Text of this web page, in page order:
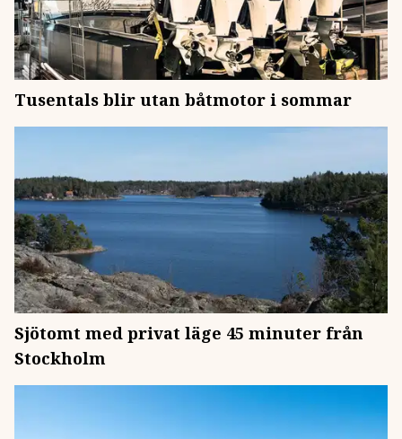
Tusentals blir utan båtmotor i sommar
Sjötomt med privat läge 45 minuter från
Stockholm